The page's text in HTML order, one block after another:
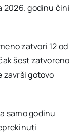
2026. godinu čini
zatvori 12 od
šest zatvoreno
završi gotovo
samo godinu